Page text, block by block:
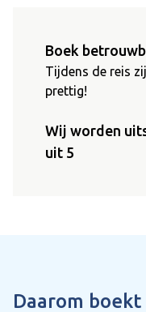
Boek
Tijdens de reis
prettig!
Wij worden
uit 5
Daarom